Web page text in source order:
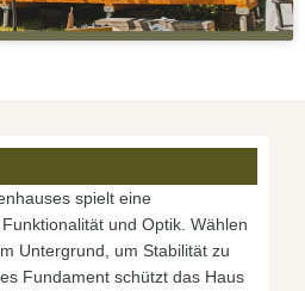
spielt eine
und Optik. Wählen
Untergrund, um Stabilität zu
Fundament schützt das Haus